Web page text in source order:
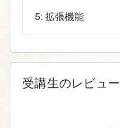
5: 拡張機能
受講生のレビュー